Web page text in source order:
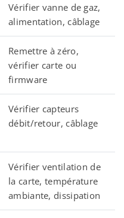
Vérifier vanne de gaz,
alimentation, câblage
Remettre à zéro,
vérifier carte ou
firmware
Vérifier capteurs
débit/retour, câblage
Vérifier ventilation de
la carte, température
ambiante, dissipation